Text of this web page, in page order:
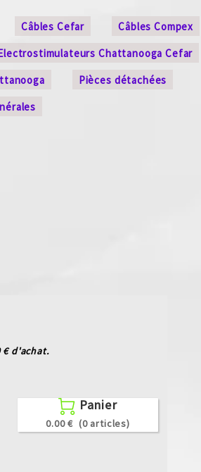
Câbles Cefar
Câbles Compex
Chattanooga Cefar
Pièces détachées
€ d'achat.
 Panier
0.00 € (0 articles)